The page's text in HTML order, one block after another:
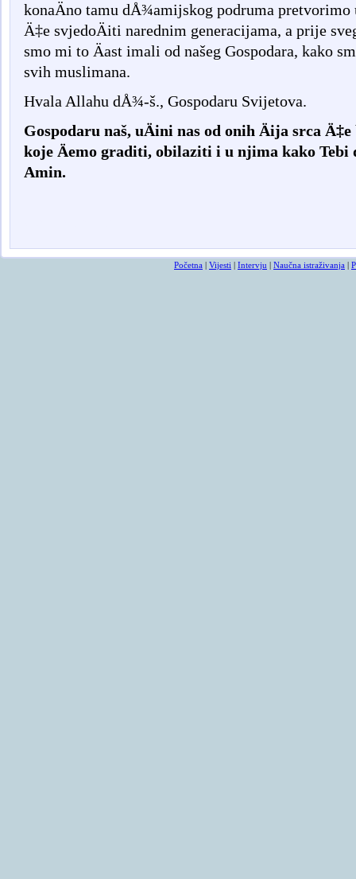
konaÄno tamu dÅ¾amijskog podruma
Ä‡e svjedoÄiti narednim generacijama, a prije
smo mi to Äast imali od našeg Gospodara, kako
svih muslimana.
Hvala Allahu dÅ¾-š., Gospodaru Svijetova.
Gospodaru naš, uÄini nas od onih Äija srca
koje Äemo graditi, obilaziti i u njima kako
Amin.
Početna Vijesti Intervju Naučna istraživanja